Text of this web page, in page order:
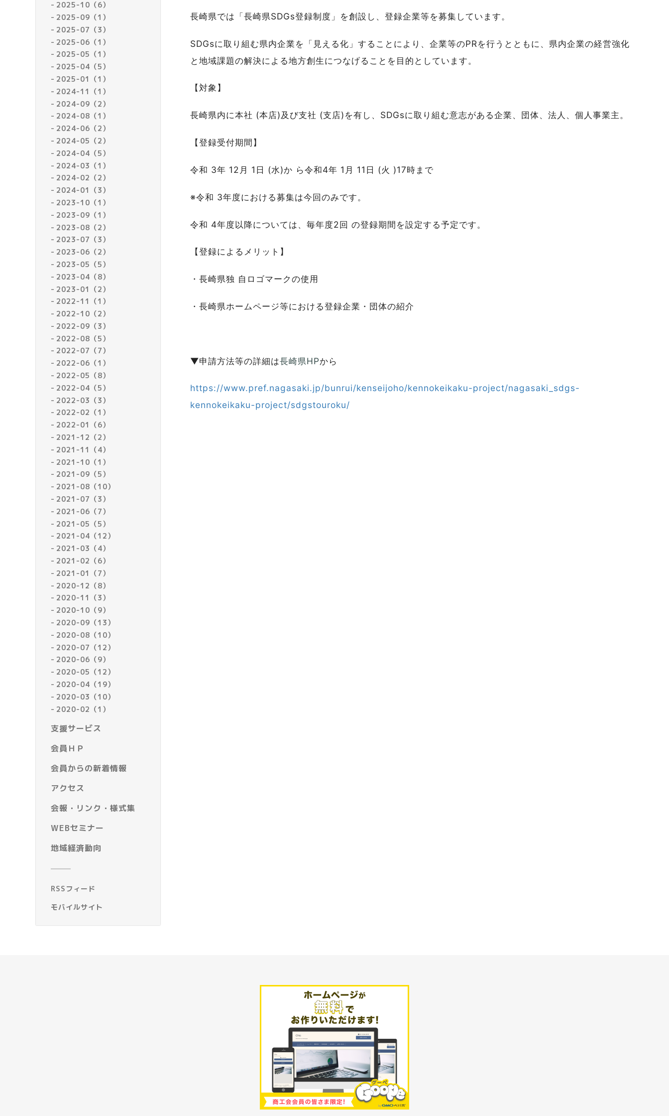
2025-10（6）
2025-09（1）
2025-07（3）
2025-06（1）
2025-05（1）
2025-04（5）
2025-01（1）
2024-11（1）
2024-09（2）
2024-08（1）
2024-06（2）
2024-05（2）
2024-04（5）
2024-03（1）
2024-02（2）
2024-01（3）
2023-10（1）
2023-09（1）
2023-08（2）
2023-07（3）
2023-06（2）
2023-05（5）
2023-04（8）
2023-01（2）
2022-11（1）
2022-10（2）
2022-09（3）
2022-08（5）
2022-07（7）
2022-06（1）
2022-05（8）
2022-04（5）
2022-03（3）
2022-02（1）
2022-01（6）
2021-12（2）
2021-11（4）
2021-10（1）
2021-09（5）
2021-08（10）
2021-07（3）
2021-06（7）
2021-05（5）
2021-04（12）
2021-03（4）
2021-02（6）
2021-01（7）
2020-12（8）
2020-11（3）
2020-10（9）
2020-09（13）
2020-08（10）
2020-07（12）
2020-06（9）
2020-05（12）
2020-04（19）
2020-03（10）
2020-02（1）
支援サービス
会員ＨＰ
会員からの新着情報
アクセス
会報・リンク・様式集
WEBセミナー
地域経済動向
RSSフィード
モバイルサイト
長崎県では「長崎県SDGs登録制度」を創設し、登録企業等を募集しています。
SDGsに取り組む県内企業を「見える化」することにより、企業等のPRを行うとともに、県内企業の経営強化
と地域課題の解決による地方創生につなげることを目的としています。
【対象】
長崎県内に本社 (本店)及び支社 (支店)を有し、SDGsに取り組む意志がある企業、団体、法人、個人事業主。
【登録受付期間】
令和 3年 12月 1日 (水)か ら令和4年 1月 11日 (火 )17時まで
※令和 3年度における募集は今回のみです。
令和 4年度以降については、毎年度2回 の登録期間を設定する予定です。
【登録によるメリット】
・長崎県独 自ロゴマークの使用
・長崎県ホームページ等における登録企業・団体の紹介
▼申請方法等の詳細は長崎県HPから
https://www.pref.nagasaki.jp/bunrui/kenseijoho/kennokeikaku-project/nagasaki_sdgs-
kennokeikaku-project/sdgstouroku/